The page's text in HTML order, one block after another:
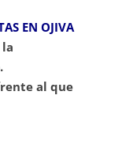
EN OJIVA
al que